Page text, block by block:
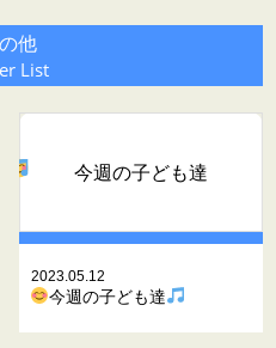
他
List
今週の子ども達
2023.05.12
今週の子ども達